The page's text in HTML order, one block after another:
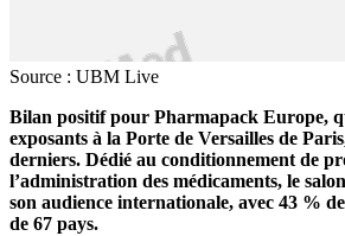
Source : UBM Live
Bilan positif pour Pharmapack Europe,
exposants à la Porte de Versailles de
derniers. Dédié au conditionnement de
l’administration des médicaments, le
son audience internationale, avec 43 %
de 67 pays.